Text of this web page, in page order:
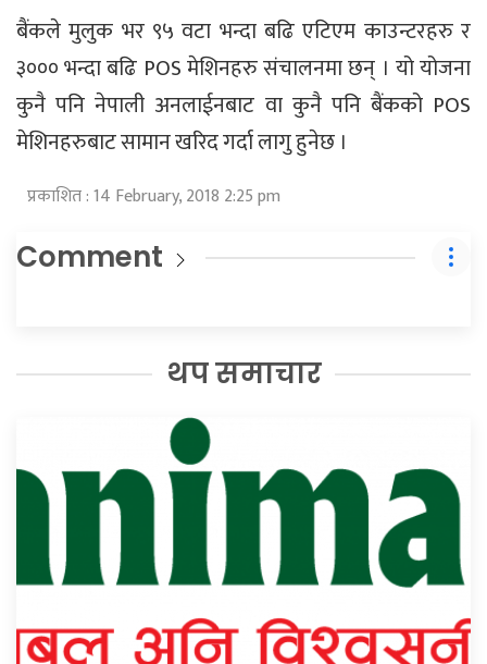
बैंकले मुलुक भर ९५ वटा भन्दा बढि एटिएम काउन्टरहरु र
३००० भन्दा बढि POS मेशिनहरु संचालनमा छन् । यो योजना
कुनै पनि नेपाली अनलाईनबाट वा कुनै पनि बैंकको POS
मेशिनहरुबाट सामान खरिद गर्दा लागु हुनेछ ।
प्रकाशित : 14 February, 2018 2:25 pm
Comment
थप समाचार